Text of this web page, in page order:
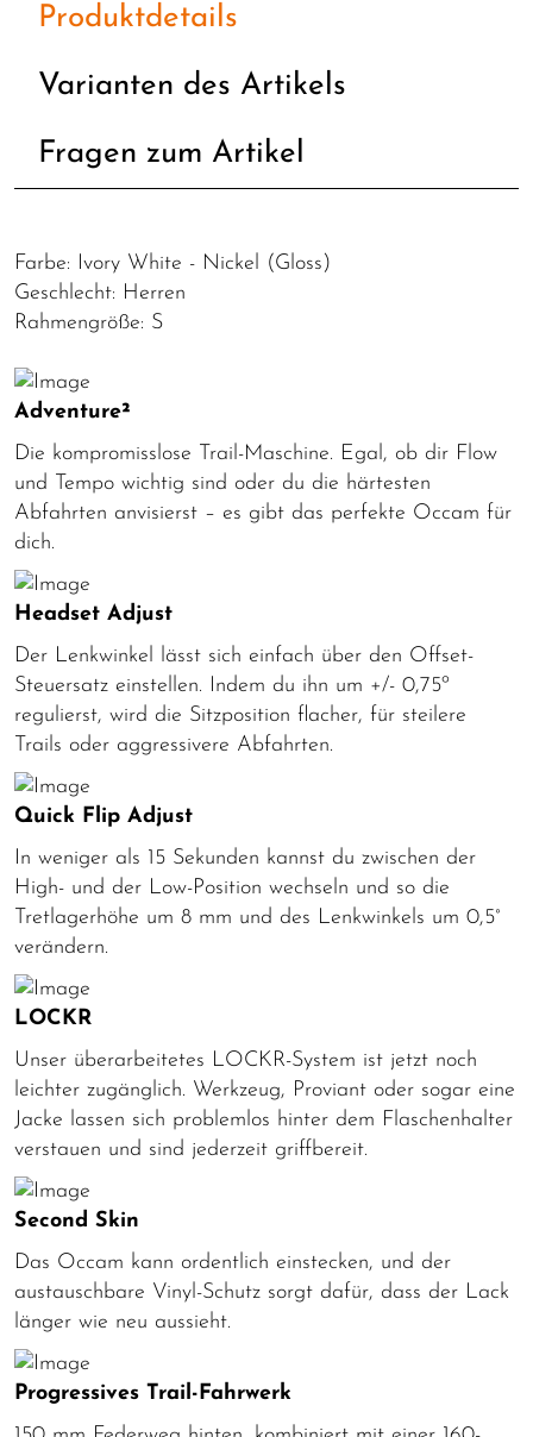
Produktdetails
Varianten des Artikels
Fragen zum Artikel
Farbe: Ivory White - Nickel (Gloss)
Geschlecht: Herren
Rahmengröße: S
Adventure²
Die kompromisslose Trail-Maschine. Egal, ob dir Flow
und Tempo wichtig sind oder du die härtesten
Abfahrten anvisierst – es gibt das perfekte Occam für
dich.
Headset Adjust
Der Lenkwinkel lässt sich einfach über den Offset-
Steuersatz einstellen. Indem du ihn um +/- 0,75º
regulierst, wird die Sitzposition flacher, für steilere
Trails oder aggressivere Abfahrten.
Quick Flip Adjust
In weniger als 15 Sekunden kannst du zwischen der
High- und der Low-Position wechseln und so die
Tretlagerhöhe um 8 mm und des Lenkwinkels um 0,5°
verändern.
LOCKR
Unser überarbeitetes LOCKR-System ist jetzt noch
leichter zugänglich. Werkzeug, Proviant oder sogar eine
Jacke lassen sich problemlos hinter dem Flaschenhalter
verstauen und sind jederzeit griffbereit.
Second Skin
Das Occam kann ordentlich einstecken, und der
austauschbare Vinyl-Schutz sorgt dafür, dass der Lack
länger wie neu aussieht.
Progressives Trail-Fahrwerk